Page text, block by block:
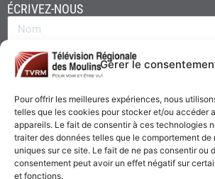
Gérer le
Pour offrir les meilleures expériences, nous
telles que les cookies pour stocker et/ou accéder
appareils. Le fait de consentir à ces technologies
traiter des données telles que le comportement de
uniques sur ce site. Le fait de ne pas consentir ou
consentement peut avoir un effet négatif sur
et fonctions.
ÉCRIVEZ-NOUS